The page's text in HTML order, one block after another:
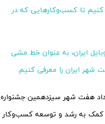
کنیم تا کسب‌وکارهایی که در
ایران، به عنوان خط مشی
شهر ایران را معرفی کنیم.
هفت شهر سیزدهمین جشنواره
کمک به رشد و توسعه کسب‌وکار